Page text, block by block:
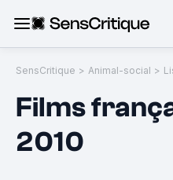
SensCritique > Animal-social >
Films
2010